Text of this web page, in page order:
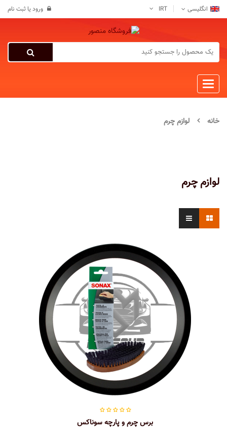
انگلیسی IRT ورودیا ثبت نام
Categories
خانه لوازم چرم
لوازم چرم
برس چرم و پارچه سوناکس